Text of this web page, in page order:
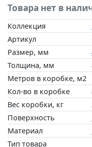
Товара нет в
Коллекция
Артикул
Размер, мм
Толщина, мм
Метров в коробке, м2
Кол-во в коробке
Вес коробки, кг
Поверхность
Материал
Тип товара